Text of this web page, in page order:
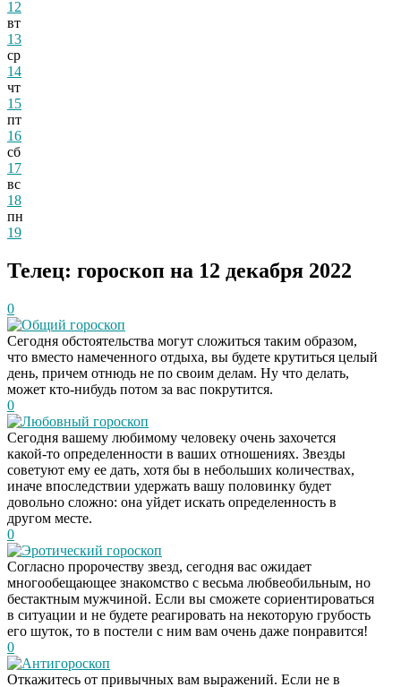
12
вт
13
ср
14
чт
15
пт
16
сб
17
вс
18
пн
19
Телец: гороскоп на 12 декабря 2022
0
Общий гороскоп
Сегодня обстоятельства могут сложиться таким образом,
что вместо намеченного отдыха, вы будете крутиться целый
день, причем отнюдь не по своим делам. Ну что делать,
может кто-нибудь потом за вас покрутится.
0
Любовный гороскоп
Сегодня вашему любимому человеку очень захочется
какой-то определенности в ваших отношениях. Звезды
советуют ему ее дать, хотя бы в небольших количествах,
иначе впоследствии удержать вашу половинку будет
довольно сложно: она уйдет искать определенность в
другом месте.
0
Эротический гороскоп
Согласно пророчеству звезд, сегодня вас ожидает
многообещающее знакомство с весьма любвеобильным, но
бестактным мужчиной. Если вы сможете сориентироваться
в ситуации и не будете реагировать на некоторую грубость
его шуток, то в постели с ним вам очень даже понравится!
0
Антигороскоп
Откажитесь от привычных вам выражений. Если не в